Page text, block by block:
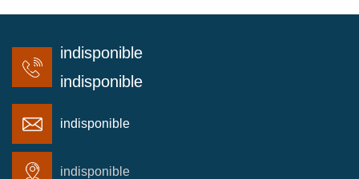
indisponible
indisponible
indisponible
indisponible